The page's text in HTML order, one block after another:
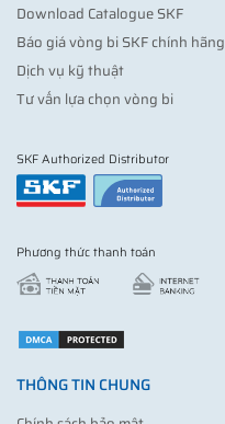
Download Catalogue SKF
Báo giá vòng bi SKF chính hãng
Dịch vụ kỹ thuật
Tư vấn lựa chọn vòng bi
SKF Authorized Distributor
Phương thức thanh toán
THÔNG TIN CHUNG